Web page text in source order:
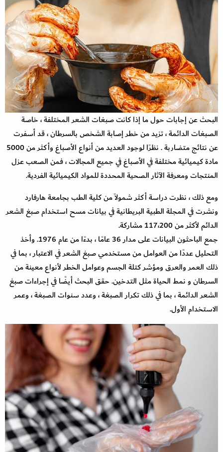
البحث عن إجابات حول ما إذا كانت صبغات الشعر المختلفة ، خاصة
الصبغات الدائمة ، تزيد من خطر إصابة الشخص بالسرطان ، قد أسفرت
عن نتائج متضاربة . نظرًا لوجود العديد من أنواع الأصباغ وأكثر من 5000
مادة كيميائية مختلفة في الأصباغ في جميع المجالات ، فمن الصعب عزل
المنتجات ومعرفة الآثار الصحية المحددة للمواد الكيميائية الفردية.
ومع ذلك ، نظرت دراسة أكثر شمولاً من كلية الطب بجامعة هارفارد
ونشرت في المجلة الطبية البريطانية في بيانات مسح استخدام صبغ الشعر
الدائم لأكثر من 117،200 مشاركة.
جمع الباحثون البيانات على مدار 36 عامًا ، بدءًا من عام 1976. وأخذ
التحليل عددًا من العوامل من مستخدمي صبغ الشعر في الاعتبار ، بما في
ذلك العمر والعرق ومؤشر كتلة الجسم وعوامل الخطر لأنواع معينة من
السرطان و نمط الحياة مثل التدخين. حقق البحث أيضًا في إجراءات صبغ
الشعر الدائمة ، بما في ذلك تكرار الصبغة ، وعدد سنوات الصبغة ، وعمر
الاستخدام الأول.